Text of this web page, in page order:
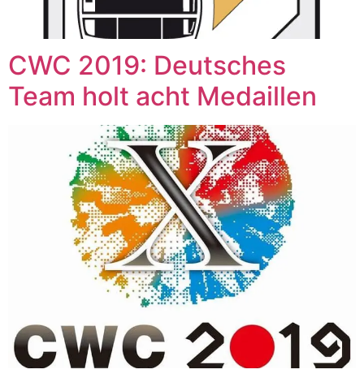
CWC 2019: Deutsches
Team holt acht Medaillen